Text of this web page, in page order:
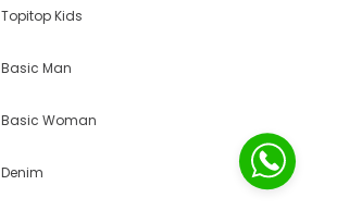
Topitop Kids
Basic Man
Basic Woman
Denim